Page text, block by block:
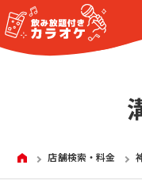
HOME店舗検索・料金